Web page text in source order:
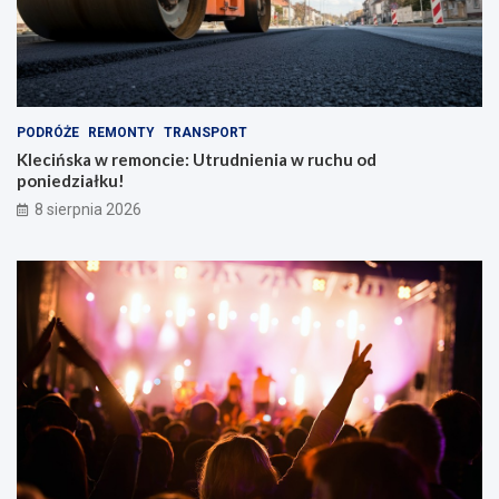
a
k
e
m
PODRÓŻE REMONTY TRANSPORT
Klecińska w remoncie: Utrudnienia w ruchu od
poniedziałku!
8 sierpnia 2026